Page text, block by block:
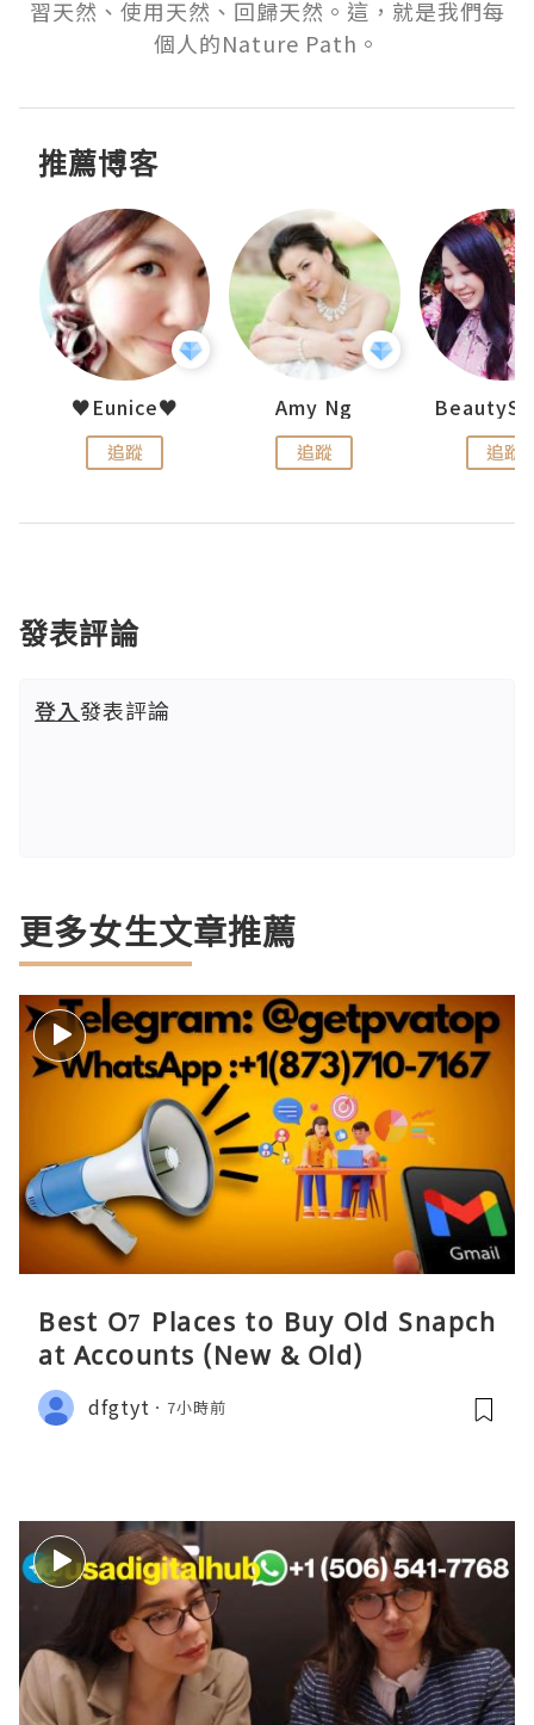
習天然、使用天然、回歸天然。這，就是我們每
個人的Nature Path。
推薦博客
♥Eunice♥
追蹤
Amy Ng
追蹤 追蹤
發表評論
登入發表評論
更多女生文章推薦
Best O7 Places to Buy Old Snapch
at Accounts (New & Old)
dfgtyt 7小時前